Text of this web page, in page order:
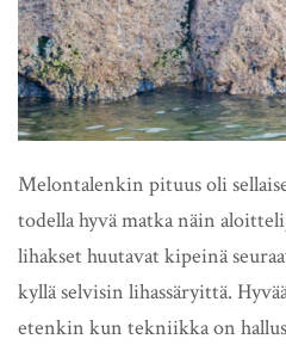
Melontalenkin pituus oli
todella hyvä matka näin
lihakset huutavat kipeinä
kyllä selvisin lihassäryittä.
etenkin kun tekniikka on